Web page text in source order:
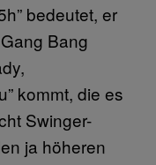
bedeutet, er
Bang
kommt, die es
Swinger-
ja höheren